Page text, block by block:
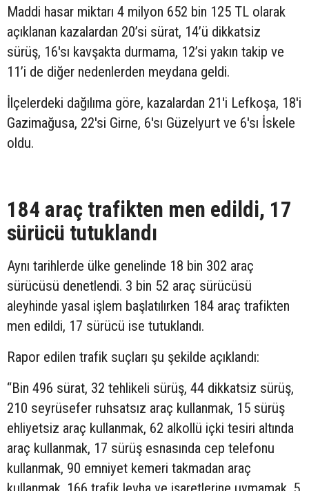
Maddi hasar miktarı 4 milyon 652 bin 125 TL olarak
açıklanan kazalardan 20’si sürat, 14’ü dikkatsiz
sürüş, 16'sı kavşakta durmama, 12’si yakın takip ve
11’i de diğer nedenlerden meydana geldi.
İlçelerdeki dağılıma göre, kazalardan 21'i Lefkoşa, 18'i
Gazimağusa, 22'si Girne, 6'sı Güzelyurt ve 6'sı İskele
oldu.
184 araç trafikten men edildi, 17
sürücü tutuklandı
Aynı tarihlerde ülke genelinde 18 bin 302 araç
sürücüsü denetlendi. 3 bin 52 araç sürücüsü
aleyhinde yasal işlem başlatılırken 184 araç trafikten
men edildi, 17 sürücü ise tutuklandı.
Rapor edilen trafik suçları şu şekilde açıklandı:
“Bin 496 sürat, 32 tehlikeli sürüş, 44 dikkatsiz sürüş,
210 seyrüsefer ruhsatsız araç kullanmak, 15 sürüş
ehliyetsiz araç kullanmak, 62 alkollü içki tesiri altında
araç kullanmak, 17 sürüş esnasında cep telefonu
kullanmak, 90 emniyet kemeri takmadan araç